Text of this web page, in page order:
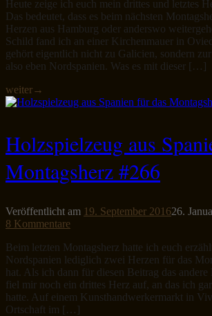
Heute zeige ich euch mein drittes und letztes
Das bedeutet, dass es beim nächsten
Herzen aus Hamburg oder anderswo
Schild fand ich an einer Kirchenmauer in
gehört eigentlich nicht zu Galicien, sondern
also eben Nordspanien. Was es mit dieser […]
weiter→
Holzspielzeug aus
Montagsherz #266
Veröffentlicht am 19. September 201626.
8 Kommentare
Beim letzten Montagsherz hatte ich euch
Nordspanien lediglich zwei Herzen für das
hat. Als ich dann für diesen Beitrag das andere
fiel mir noch ein drittes Herz auf, an das ich
hatte. Auf einem Kunsthandwerkermarkt in
Ortschaft im […]